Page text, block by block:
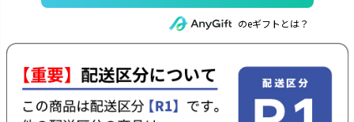
のeギフトとは？